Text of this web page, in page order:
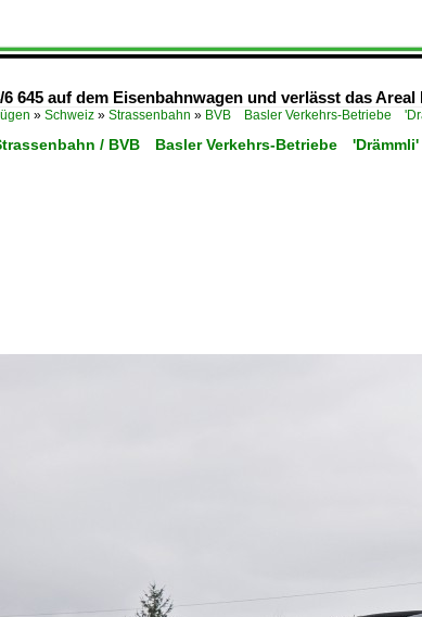
645 auf dem Eisenbahnwagen und verlässt das
» Schweiz » Strassenbahn » BVB Basler Verkehrs-Betriebe
/ BVB Basler Verkehrs-Betriebe 'Drämmli'